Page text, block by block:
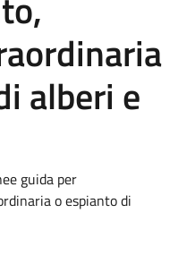
alberi e
guida per
o espianto di